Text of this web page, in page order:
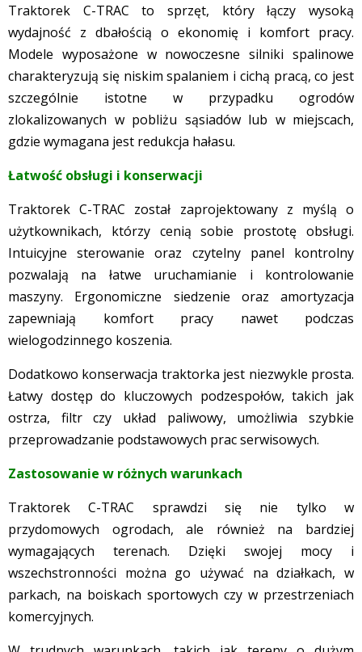
Traktorek C-TRAC to sprzęt, który łączy wysoką
wydajność z dbałością o ekonomię i komfort pracy.
Modele wyposażone w nowoczesne silniki spalinowe
charakteryzują się niskim spalaniem i cichą pracą, co jest
szczególnie istotne w przypadku ogrodów
zlokalizowanych w pobliżu sąsiadów lub w miejscach,
gdzie wymagana jest redukcja hałasu.
Łatwość obsługi i konserwacji
Traktorek C-TRAC został zaprojektowany z myślą o
użytkownikach, którzy cenią sobie prostotę obsługi.
Intuicyjne sterowanie oraz czytelny panel kontrolny
pozwalają na łatwe uruchamianie i kontrolowanie
maszyny. Ergonomiczne siedzenie oraz amortyzacja
zapewniają komfort pracy nawet podczas
wielogodzinnego koszenia.
Dodatkowo konserwacja traktorka jest niezwykle prosta.
Łatwy dostęp do kluczowych podzespołów, takich jak
ostrza, filtr czy układ paliwowy, umożliwia szybkie
przeprowadzanie podstawowych prac serwisowych.
Zastosowanie w różnych warunkach
Traktorek C-TRAC sprawdzi się nie tylko w
przydomowych ogrodach, ale również na bardziej
wymagających terenach. Dzięki swojej mocy i
wszechstronności można go używać na działkach, w
parkach, na boiskach sportowych czy w przestrzeniach
komercyjnych.